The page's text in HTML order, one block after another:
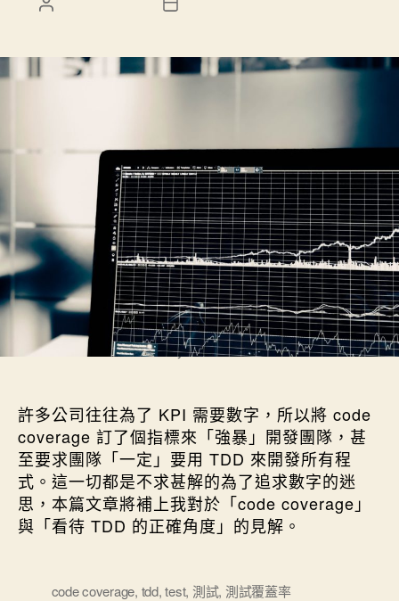
Photo by Chris Liverani
許多公司往往為了 KPI 需要數字，所以將 code
coverage 訂了個指標來「強暴」開發團隊，甚
至要求團隊「一定」要用 TDD 來開發所有程
式。這一切都是不求甚解的為了追求數字的迷
思，本篇文章將補上我對於「code coverage」
與「看待 TDD 的正確角度」的見解。
code coverage, tdd,test, 測試, 測試覆蓋率